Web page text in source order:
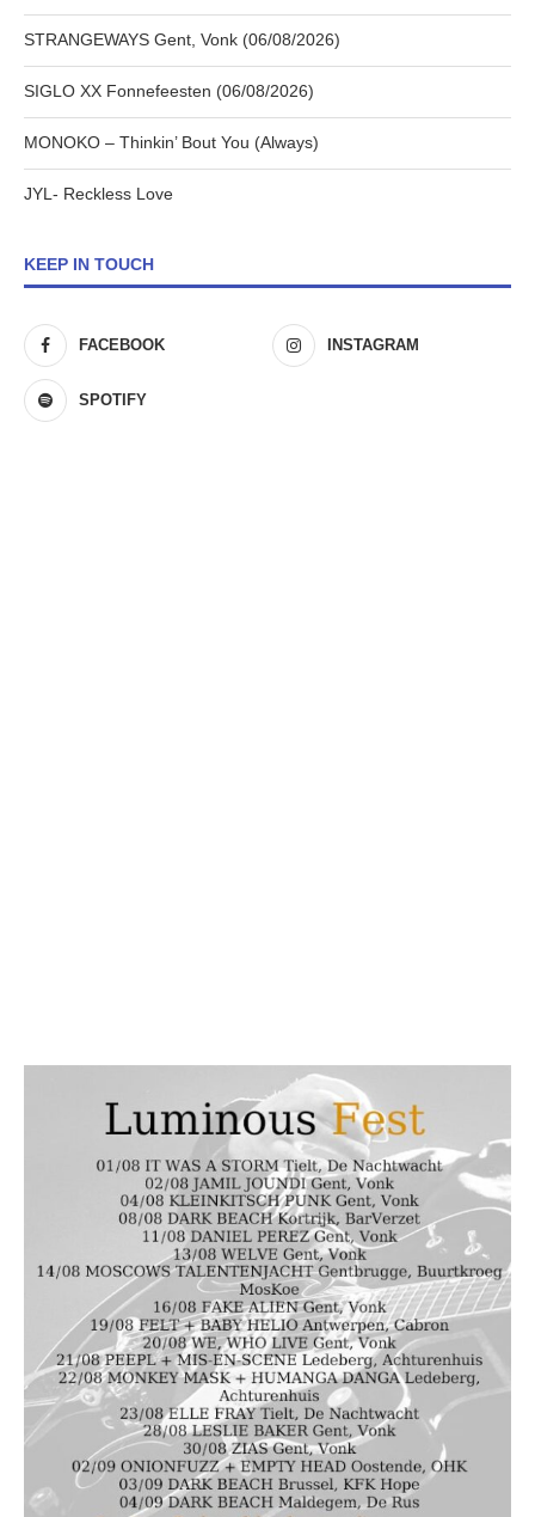
STRANGEWAYS Gent, Vonk (06/08/2026)
SIGLO XX Fonnefeesten (06/08/2026)
MONOKO – Thinkin’ Bout You (Always)
JYL- Reckless Love
KEEP IN TOUCH
FACEBOOK INSTAGRAM
SPOTIFY